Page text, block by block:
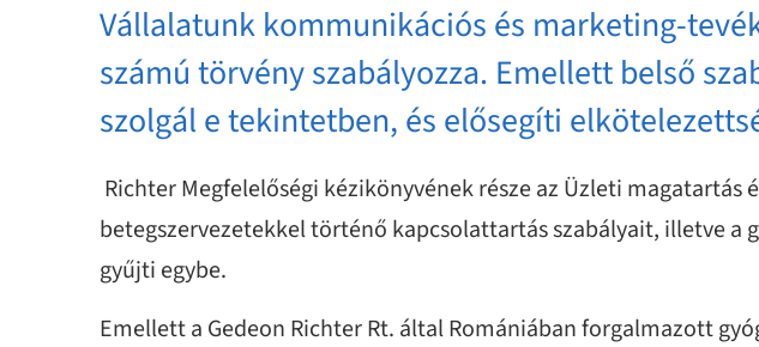
Vállalatunk kommunikációs és marketing-
számú törvény szabályozza. Emellett belső
szolgál e tekintetben, és elősegíti
Richter Megfelelőségi kézikönyvének része az Üzleti magatartás
betegszervezetekkel történő kapcsolattartás szabályait, illetve
gyűjti egybe.
Emellett a Gedeon Richter Rt. által Romániában forgalmazott